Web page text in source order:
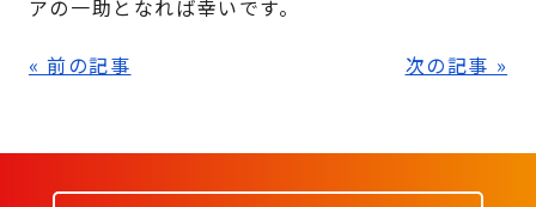
アの一助となれば幸いです。
« 前の記事
次の記事 »